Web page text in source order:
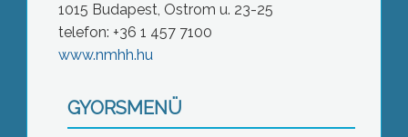
1015 Budapest, Ostrom u. 23-25
telefon: +36 1 457 7100
www.nmhh.hu
GYORSMENÜ